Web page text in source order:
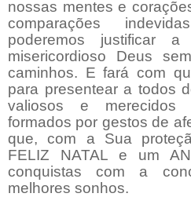
nossas mentes e
comparações
poderemos justificar
misericordioso Deus
caminhos. E fará com
para presentear a todos
valiosos e merecidos
formados por gestos de
que, com a Sua
FELIZ NATAL e um
conquistas com a
melhores sonhos.